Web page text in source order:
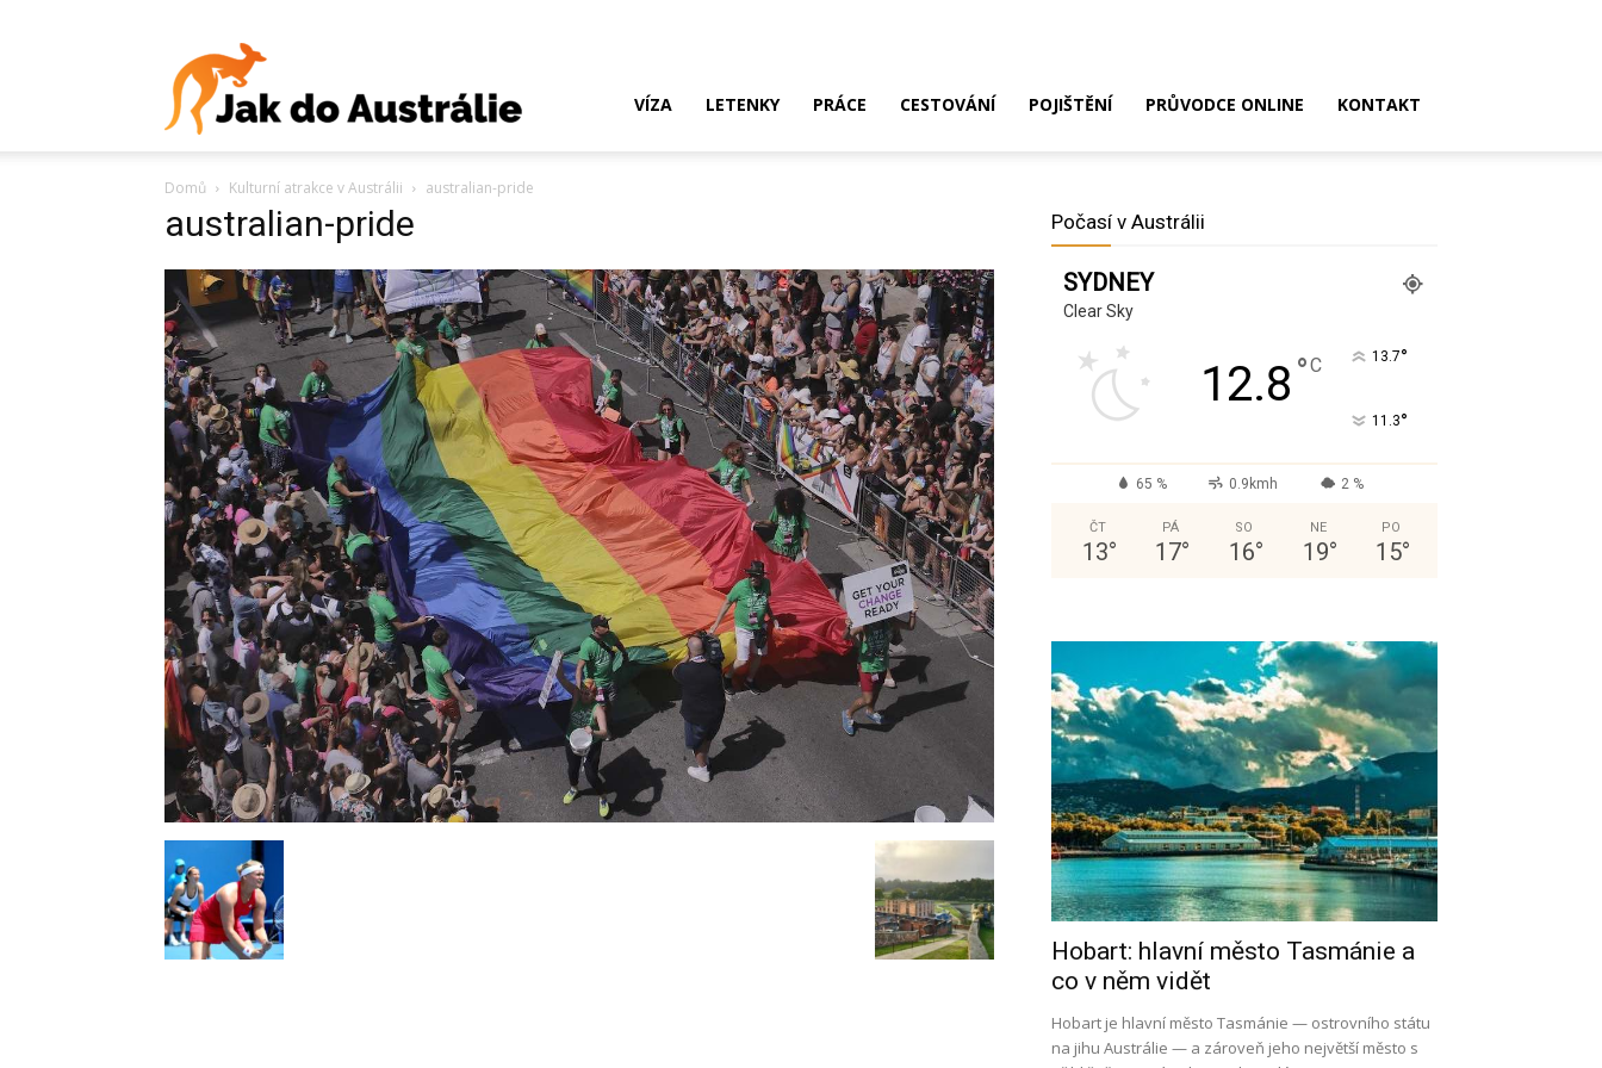
Austrálie?
Víza,
letenky,
studium
VÍZA LETENKY PRÁCE CESTOVÁNÍ POJIŠTĚNÍ PRŮVODCE ONLINE KONTAKT
Domů Kulturní atrakce v Austrálii australian-pride
australian-pride Počasí v Austrálii
SYDNEY
Clear Sky
12.8 °C 13.7°
11.3°
65 % 0.9kmh 2 %
ČT
13°
PÁ
17°
SO
16°
NE
19°
PO
15°
Hobart: hlavní město Tasmánie a
co v něm vidět
Hobart je hlavní město Tasmánie — ostrovního státu
na jihu Austrálie — a zároveň jeho největší město s